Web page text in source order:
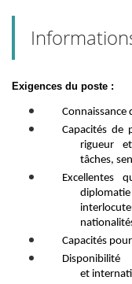
Exigences du poste :
Connaissance
Capacités de
rigueur
tâches,
Excellentes
diplomatie
Capacités
D
et